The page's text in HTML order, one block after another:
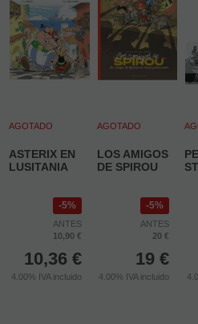
AGOTADO
ASTERIX EN
LUSITANIA
5%
ANTES
10,90 €
10,36 €
4.00% IVA incluido
AGOTADO
LOS AMIGOS
DE SPIROU
5%
ANTES
20 €
19 €
4.00% IVA incluido